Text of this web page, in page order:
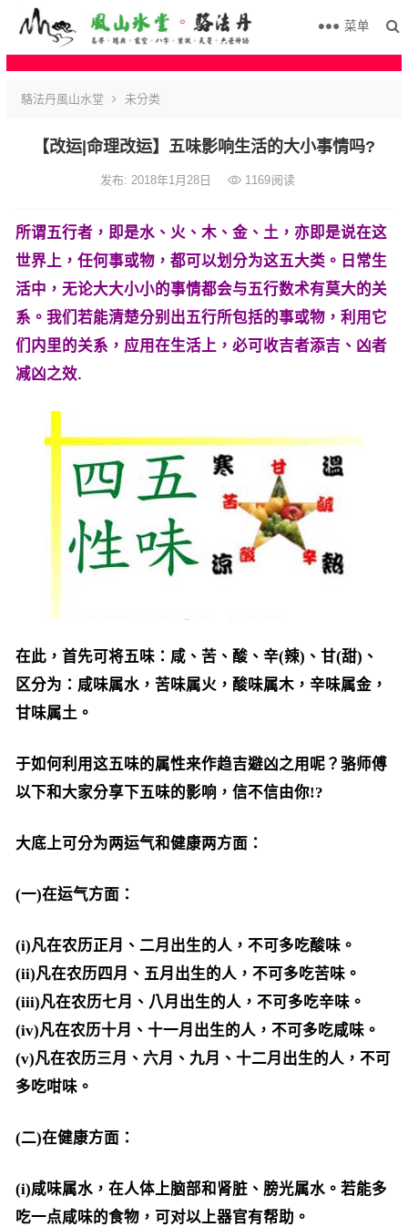
菜单
駱法丹風山水堂 未分类
【改运|命理改运】五味影响生活的大小事情吗?
发布: 2018年1月28日 1169阅读
所谓五行者，即是水、火、木、金、土，亦即是说在这
世界上，任何事或物，都可以划分为这五大类。日常生
活中，无论大大小小的事情都会与五行数术有莫大的关
系。我们若能清楚分别出五行所包括的事或物，利用它
们内里的关系，应用在生活上，必可收吉者添吉、凶者
减凶之效.
在此，首先可将五味：咸、苦、酸、辛(辣)、甘(甜)、
区分为：咸味属水，苦味属火，酸味属木，辛味属金，
甘味属土。
于如何利用这五味的属性来作趋吉避凶之用呢？骆师傅
以下和大家分享下五味的影响，信不信由你!?
大底上可分为两运气和健康两方面：
(一)在运气方面：
(i)凡在农历正月、二月出生的人，不可多吃酸味。
(ii)凡在农历四月、五月出生的人，不可多吃苦味。
(iii)凡在农历七月、八月出生的人，不可多吃辛味。
(iv)凡在农历十月、十一月出生的人，不可多吃咸味。
(v)凡在农历三月、六月、九月、十二月出生的人，不可
多吃咁味。
(二)在健康方面：
(i)咸味属水，在人体上脑部和肾脏、膀光属水。若能多
吃一点咸味的食物，可对以上器官有帮助。